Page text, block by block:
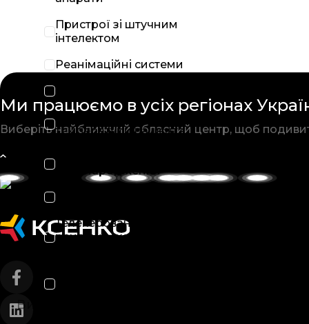
Пристрої зі штучним
інтелектом
Реанімаційні системи
Системи контролю
температури пацієнта
новонароджених
Телекеровані
рентгеноскопічні та
Виробники
Ми працюємо в усіх регіонах
Виберіть найближчий обласний центр, щоб